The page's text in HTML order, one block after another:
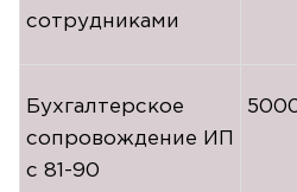
сотрудниками
Бухгалтерское
сопровождение ИП
с 81-90